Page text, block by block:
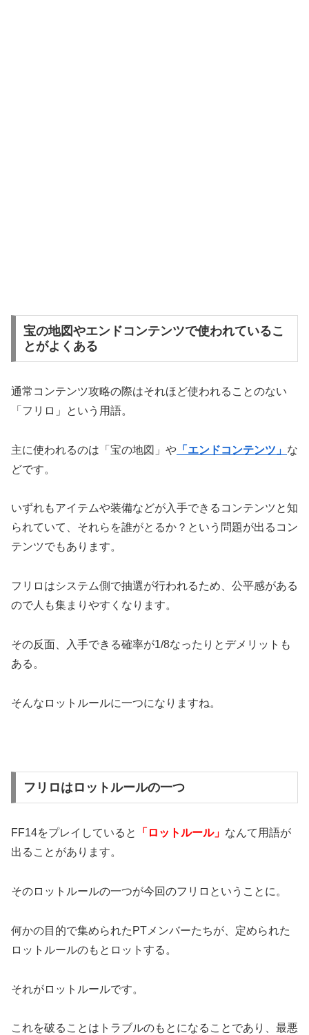
宝の地図やエンドコンテンツで使われているこ
とがよくある
通常コンテンツ攻略の際はそれほど使われることのない
「フリロ」という用語。
主に使われるのは「宝の地図」や 「エンドコンテンツ」 な
どです。
いずれもアイテムや装備などが入手できるコンテンツと知
られていて、それらを誰がとるか？という問題が出るコン
テンツでもあります。
フリロはシステム側で抽選が行われるため、公平感がある
ので人も集まりやすくなります。
その反面、入手できる確率が1/8なったりとデメリットも
ある。
そんなロットルールに一つになりますね。
フリロはロットルールの一つ
FF14をプレイしていると 「ロットルール」 なんて用語が
出ることがあります。
そのロットルールの一つが今回のフリロということに。
何かの目的で集められたPTメンバーたちが、定められた
ロットルールのもとロットする。
それがロットルールです。
これを破ることはトラブルのもとになることであり、最悪